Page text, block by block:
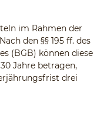
im Rahmen der
den §§ 195 ff. des
(BGB) können diese
Jahre betragen,
drei